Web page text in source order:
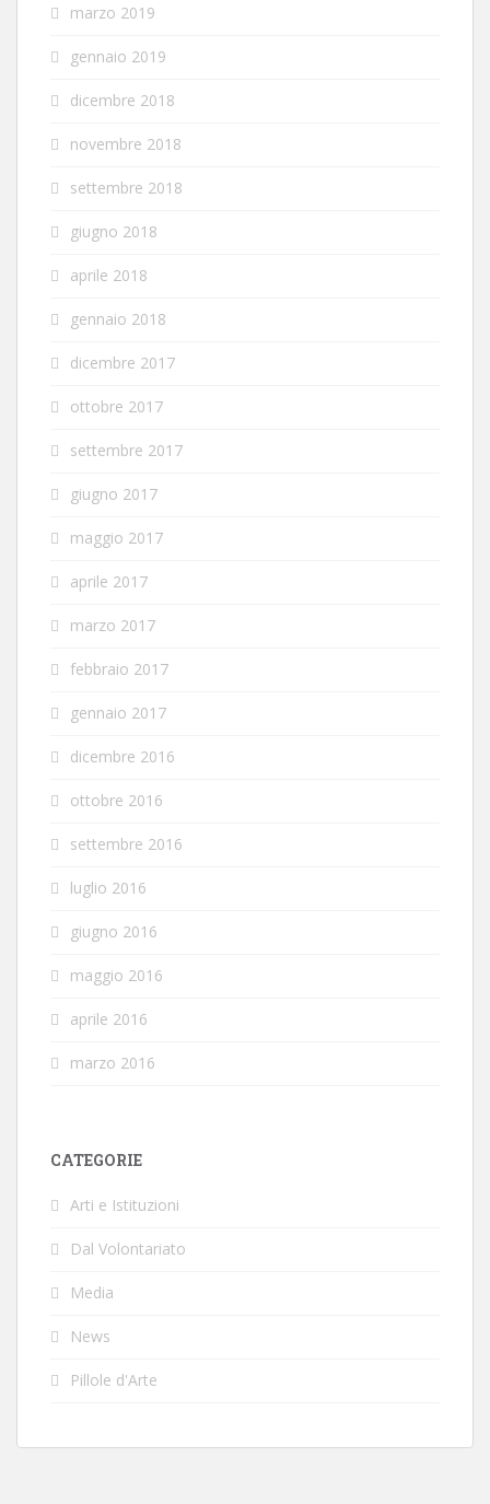
marzo 2019
gennaio 2019
dicembre 2018
novembre 2018
settembre 2018
giugno 2018
aprile 2018
gennaio 2018
dicembre 2017
ottobre 2017
settembre 2017
giugno 2017
maggio 2017
aprile 2017
marzo 2017
febbraio 2017
gennaio 2017
dicembre 2016
ottobre 2016
settembre 2016
luglio 2016
giugno 2016
maggio 2016
aprile 2016
marzo 2016
CATEGORIE
Arti e Istituzioni
Dal Volontariato
Media
News
Pillole d'Arte